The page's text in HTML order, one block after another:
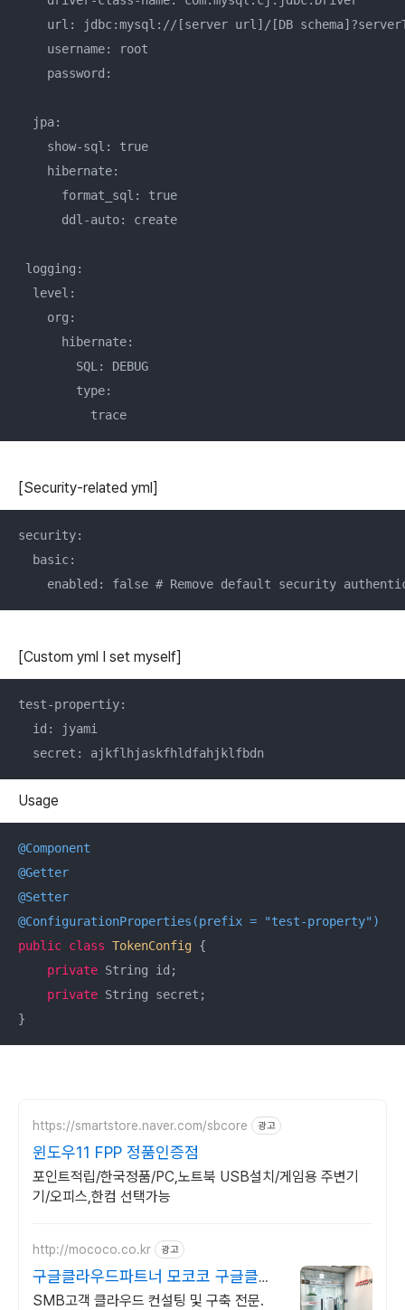
url: jdbc:mysql://[server url]/[DB
    username: root
    password:
  jpa:
    show-sql: true
    hibernate:
      format_sql: true
      ddl-auto: create
logging:
  level:
    org:
      hibernate:
        SQL: DEBUG
        type:
[Security-related yml]
security:
  basic:
[Custom yml I set myself]
test-propertiy:
  id: jyami
  secret: ajkflhjaskfhldfahjklfbdn
Usage
@Component
@Getter
@Setter
@ConfigurationProperties(prefix = "test-property")
public class TokenConfig {
private String id;
private String secret;
https://smartstore.naver.com/sbcore 광고
윈도우11 FPP 정품인증점
포인트적립/한국정품/PC,노트북 USB설치/게임용 주변기
기/오피스,한컴 선택가능
http://mococo.co.kr 광고
구글클라우드파트너 모코코 구글클라
우드 공식리셀러파트너
SMB고객 클라우드 컨설팅 및 구축 전문.